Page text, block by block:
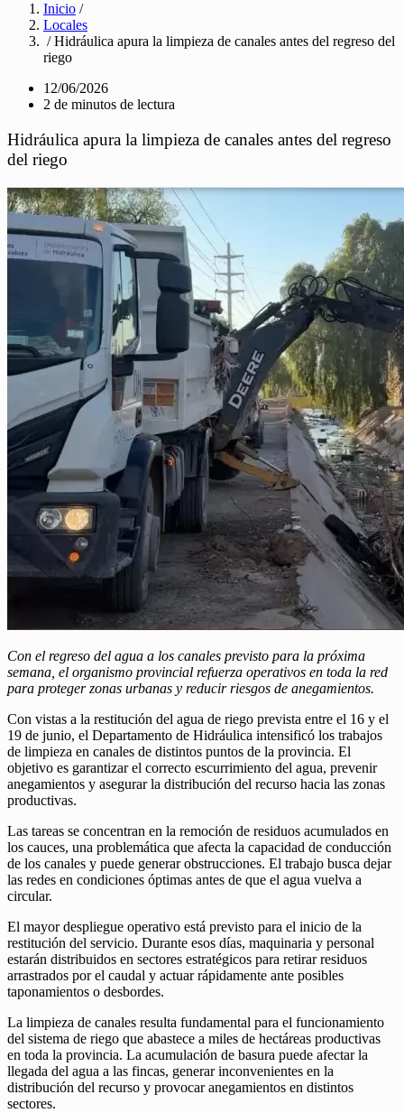
Inicio /
Locales
/ Hidráulica apura la limpieza de canales antes del regreso del
riego
12/06/2026
2 de minutos de lectura
Hidráulica apura la limpieza de canales antes del regreso
del riego
Con el regreso del agua a los canales previsto para la próxima
semana, el organismo provincial refuerza operativos en toda la red
para proteger zonas urbanas y reducir riesgos de anegamientos.
Con vistas a la restitución del agua de riego prevista entre el 16 y el
19 de junio, el Departamento de Hidráulica intensificó los trabajos
de limpieza en canales de distintos puntos de la provincia. El
objetivo es garantizar el correcto escurrimiento del agua, prevenir
anegamientos y asegurar la distribución del recurso hacia las zonas
productivas.
Las tareas se concentran en la remoción de residuos acumulados en
los cauces, una problemática que afecta la capacidad de conducción
de los canales y puede generar obstrucciones. El trabajo busca dejar
las redes en condiciones óptimas antes de que el agua vuelva a
circular.
El mayor despliegue operativo está previsto para el inicio de la
restitución del servicio. Durante esos días, maquinaria y personal
estarán distribuidos en sectores estratégicos para retirar residuos
arrastrados por el caudal y actuar rápidamente ante posibles
taponamientos o desbordes.
La limpieza de canales resulta fundamental para el funcionamiento
del sistema de riego que abastece a miles de hectáreas productivas
en toda la provincia. La acumulación de basura puede afectar la
llegada del agua a las fincas, generar inconvenientes en la
distribución del recurso y provocar anegamientos en distintos
sectores.